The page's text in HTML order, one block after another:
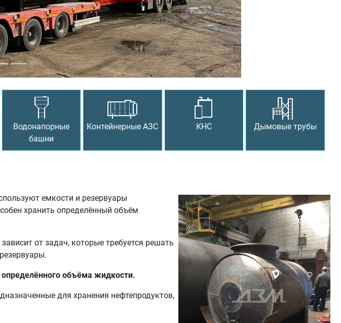
Водонапорные
башни
Контейнерные АЗС КНС Дымовые трубы
емкости и резервуары
хранить определённый объём
от задач, которые требуется решать
объёма жидкости.
для хранения нефтепродуктов,